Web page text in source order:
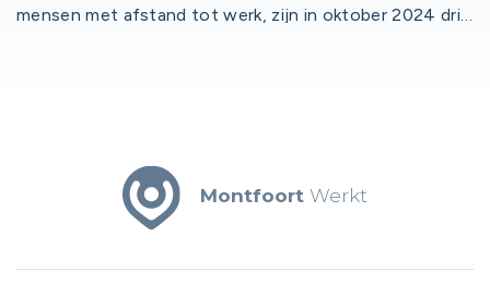
mensen met afstand tot werk, zijn in oktober 2024 drie
modules trokken tot 2,5 keer meer sollicitaties dan
reguliere vacatures.
Montfoort Werkt